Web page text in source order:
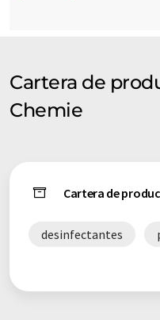
Cartera de
Chemie
Cartera de
desinfectantes